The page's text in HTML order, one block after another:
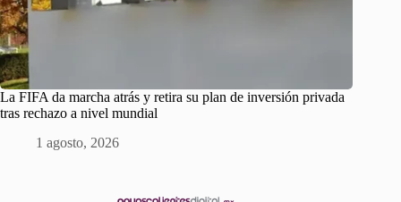
La FIFA da marcha atrás y retira su plan de inversión privada
tras rechazo a nivel mundial
1 agosto, 2026